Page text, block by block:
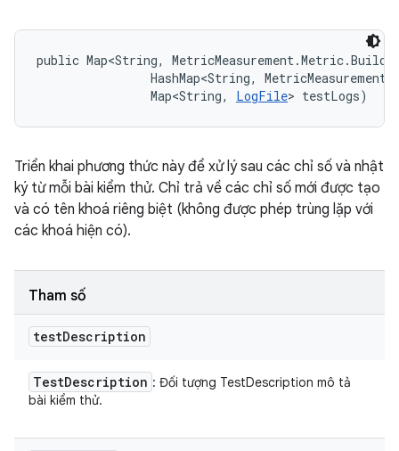
public Map<String,
HashMap<String,
                Map<String,
LogFile> testLogs)
Triển khai phương thức này để xử lý sau các chỉ số và nhật
ký từ mỗi bài kiểm thử. Chỉ trả về các chỉ số mới được tạo
và có tên khoá riêng biệt (không được phép trùng lặp với
các khoá hiện có).
Tham số
testDescription
TestDescription : Đối tượng TestDescription mô tả
bài kiểm thử.